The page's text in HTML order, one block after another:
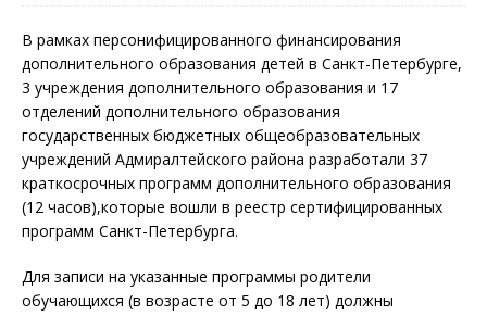
В рамках персонифицированного финансирования
дополнительного образования детей в Санкт-Петербурге,
3 учреждения дополнительного образования и 17
отделений дополнительного образования
государственных бюджетных общеобразовательных
учреждений Адмиралтейского района разработали 37
краткосрочных программ дополнительного образования
(12 часов),которые вошли в реестр сертифицированных
программ Санкт-Петербурга.
Для записи на указанные программы родители
обучающихся (в возрасте от 5 до 18 лет) должны